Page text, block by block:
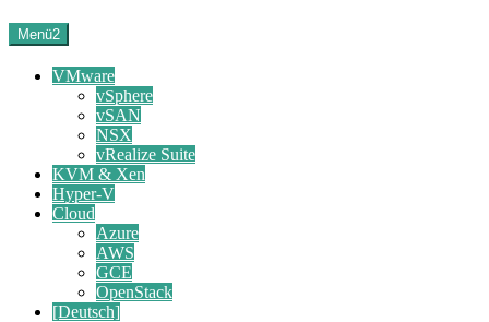
Menü2
VMware
vSphere
vSAN
NSX
vRealize Suite
KVM & Xen
Hyper-V
Cloud
Azure
AWS
GCE
OpenStack
[Deutsch]